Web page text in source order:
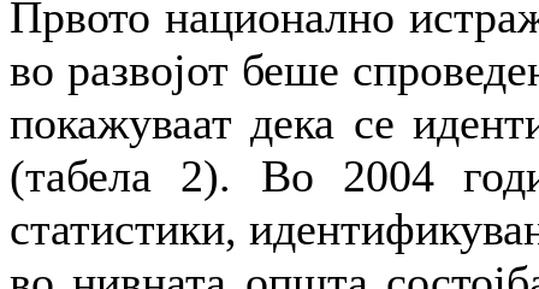
Првото национално
во развојот беше
покажуваат дека се
(табела 2). Во 2004
статистики,